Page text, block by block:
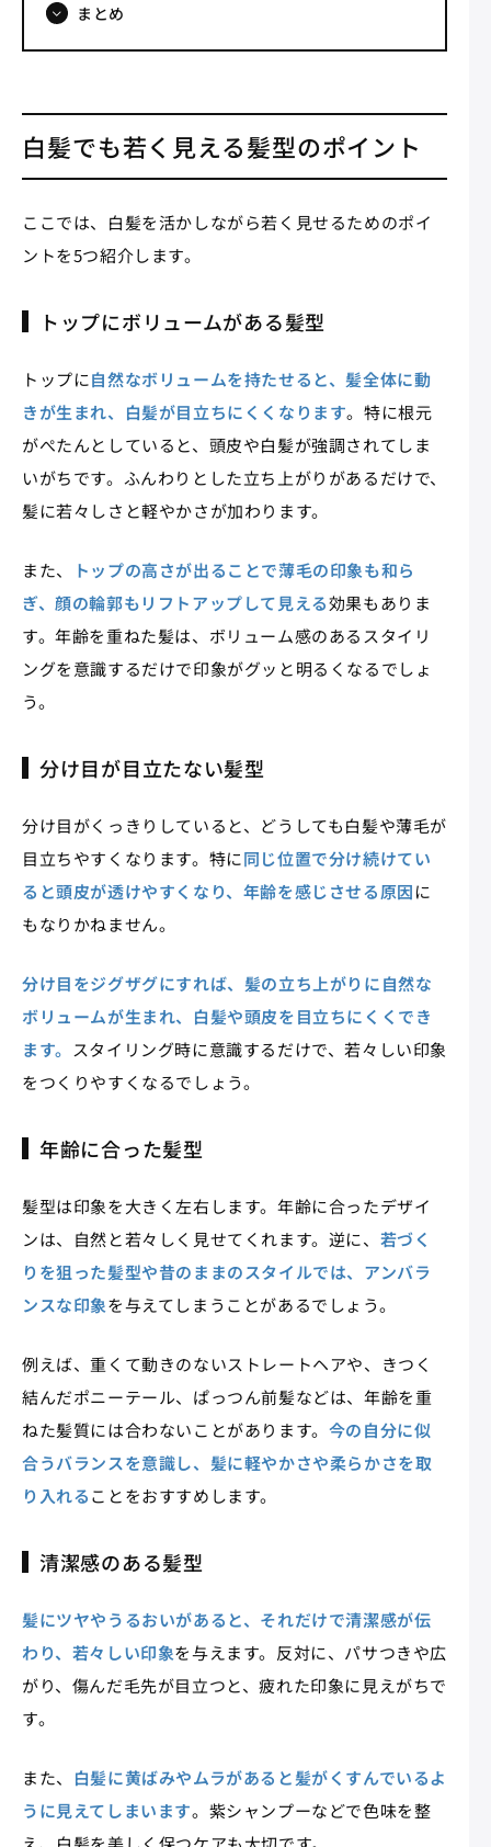
まとめ
白髪でも若く見える髪型のポイント
ここでは、白髪を活かしながら若く見せるためのポイ
ントを5つ紹介します。
トップにボリュームがある髪型
トップに自然なボリュームを持たせると、髪全体に動
きが生まれ、白髪が目立ちにくくなります。特に根元
がぺたんとしていると、頭皮や白髪が強調されてしま
いがちです。ふんわりとした立ち上がりがあるだけで、
髪に若々しさと軽やかさが加わります。
また、
トップの高さが出ることで薄毛の印象も和ら
ぎ、顔の輪郭もリフトアップして見える効果もありま
す。年齢を重ねた髪は、ボリューム感のあるスタイリ
ングを意識するだけで印象がグッと明るくなるでしょ
う。
分け目が目立たない髪型
分け目がくっきりしていると、どうしても白髪や薄毛が
目立ちやすくなります。特に同じ位置で分け続けてい
ると頭皮が透けやすくなり、年齢を感じさせる原因に
もなりかねません。
分け目をジグザグにすれば、髪の立ち上がりに自然な
ボリュームが生まれ、白髪や頭皮を目立ちにくくでき
ます。 スタイリング時に意識するだけで、若々しい印象
をつくりやすくなるでしょう。
年齢に合った髪型
髪型は印象を大きく左右します。年齢に合ったデザイ
ンは、自然と若々しく見せてくれます。逆に、 若づく
りを狙った髪型や昔のままのスタイルでは、アンバラ
ンスな印象を与えてしまうことがあるでしょう。
例えば、重くて動きのないストレートヘアや、きつく
結んだポニーテール、ぱっつん前髪などは、年齢を重
ねた髪質には合わないことがあります。 今の自分に似
合うバランスを意識し、髪に軽やかさや柔らかさを取
り入れることをおすすめします。
清潔感のある髪型
髪にツヤやうるおいがあると、それだけで清潔感が伝
わり、若々しい印象を与えます。反対に、パサつきや広
がり、傷んだ毛先が目立つと、疲れた印象に見えがちで
す。
また、
白髪に黄ばみやムラがあると髪がくすんでいるよ
うに見えてしまいます。紫シャンプーなどで色味を整